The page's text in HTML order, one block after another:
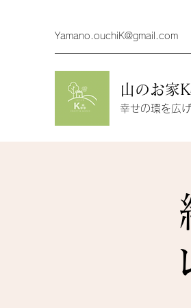
Yamano.ouchiK@gmail.com
山のお家
幸せの環を広